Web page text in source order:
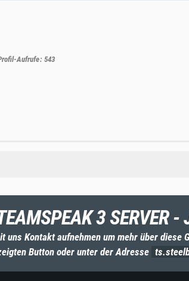
Aufrufe 543
3 SERVER
uns Kontakt aufnehmen um mehr über
Button oder unter der Adresse